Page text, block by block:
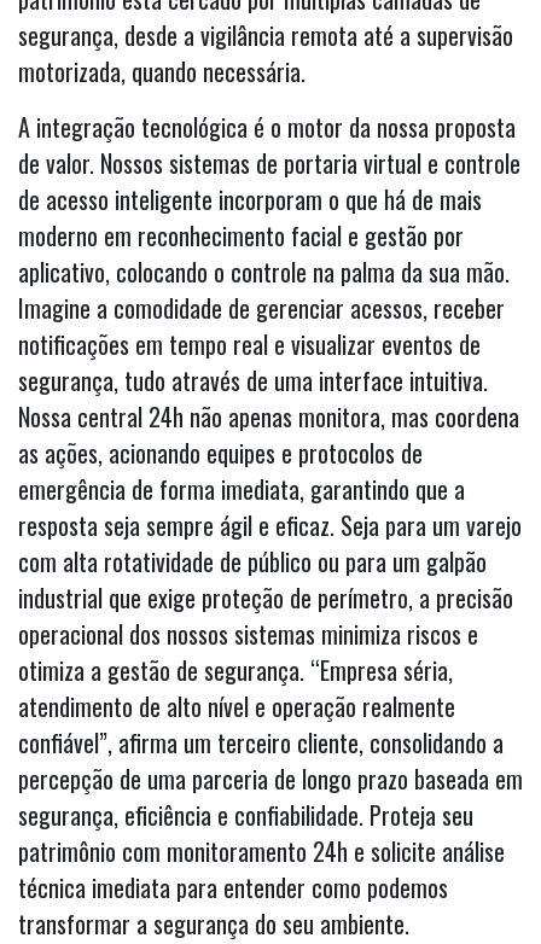
segurança, desde a vigilância remota até a supervisão
motorizada, quando necessária.
A integração tecnológica é o motor da nossa proposta
de valor. Nossos sistemas de portaria virtual e controle
de acesso inteligente incorporam o que há de mais
moderno em reconhecimento facial e gestão por
aplicativo, colocando o controle na palma da sua mão.
Imagine a comodidade de gerenciar acessos, receber
notificações em tempo real e visualizar eventos de
segurança, tudo através de uma interface intuitiva.
Nossa central 24h não apenas monitora, mas coordena
as ações, acionando equipes e protocolos de
emergência de forma imediata, garantindo que a
resposta seja sempre ágil e eficaz. Seja para um varejo
com alta rotatividade de público ou para um galpão
industrial que exige proteção de perímetro, a precisão
operacional dos nossos sistemas minimiza riscos e
otimiza a gestão de segurança. “Empresa séria,
atendimento de alto nível e operação realmente
confiável”, afirma um terceiro cliente, consolidando a
percepção de uma parceria de longo prazo baseada em
segurança, eficiência e confiabilidade. Proteja seu
patrimônio com monitoramento 24h e solicite análise
técnica imediata para entender como podemos
transformar a segurança do seu ambiente.